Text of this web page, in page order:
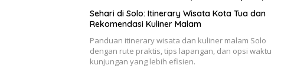
Sehari di Solo: Itinerary Wisata Kota Tua dan
Rekomendasi Kuliner Malam
Panduan itinerary wisata dan kuliner malam Solo
dengan rute praktis, tips lapangan, dan opsi waktu
kunjungan yang lebih efisien.